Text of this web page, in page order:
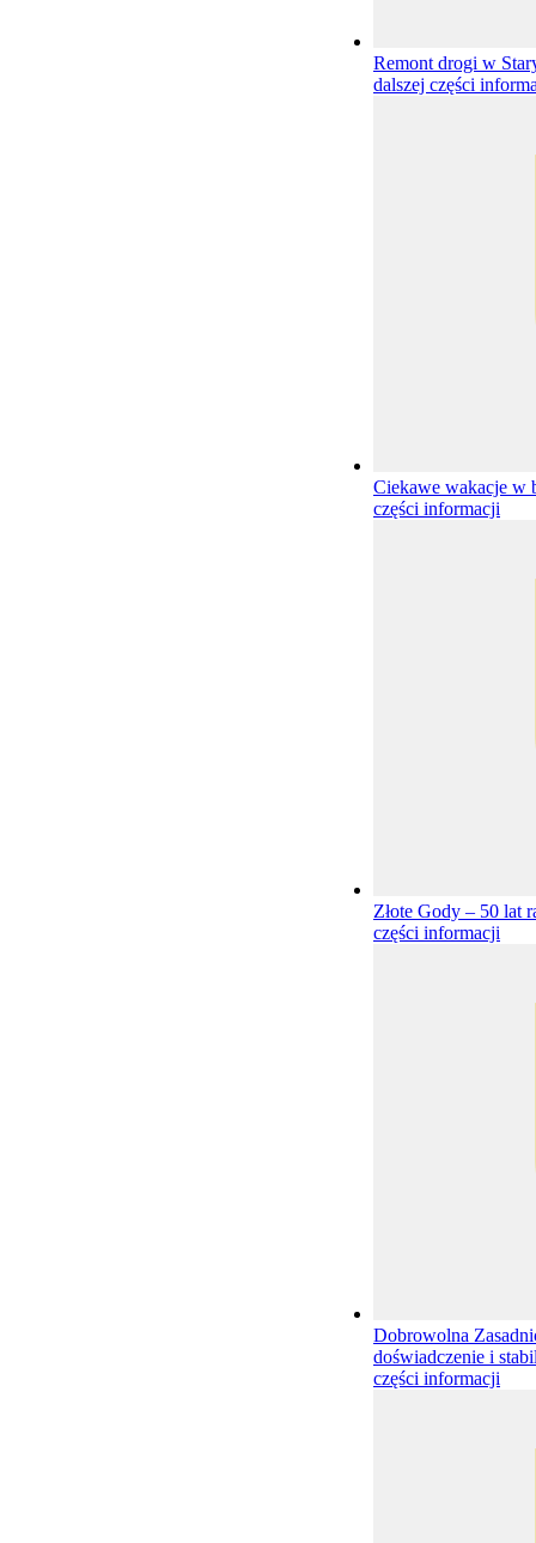
Remont drogi w
dalszej części
Ciekawe wakacje w
części informacji
Złote Gody – 50 lat
części informacji
Dobrowolna
doświadczenie i
części informacji